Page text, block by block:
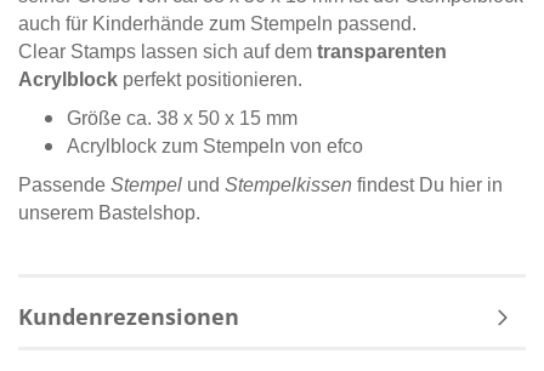
auch für Kinderhände zum Stempeln passend.
Clear Stamps lassen sich auf dem transparenten
Acrylblock perfekt positionieren.
Größe ca. 38 x 50 x 15 mm
Acrylblock zum Stempeln von efco
Passende Stempel und Stempelkissen findest Du hier in
unserem Bastelshop.
Kundenrezensionen